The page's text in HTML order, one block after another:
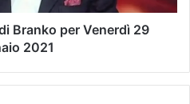
Branko per Venerdì 29
2021